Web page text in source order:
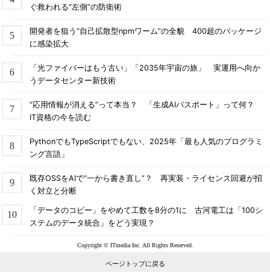
ぐ救われる“左側”の防衛術
開発者を狙う“自己拡散型npmワーム”の全貌 400超のパッケージ
に感染拡大
「光ファイバーはもう古い」「2035年宇宙の旅」 実運用へ向か
うデータセンター新技術
“応用情報が消える”って本当？ 「生成AIパスポート」って何？
IT資格の今を読む
PythonでもTypeScriptでもない、2025年「最も人気のプログラミ
ング言語」
既存OSSをAIで“一から書き直し”？ 再実装・ライセンス回避が招
く対立と分断
「データのコピー」をやめて工数を8分の1に 古河電工は「100シ
ステムのデータ統合」をどう実現？
Copyright © ITmedia Inc. All Rights Reserved.
ページトップに戻る